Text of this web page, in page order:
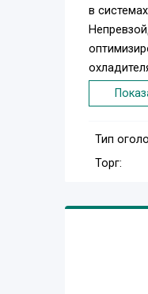
в
Диапазон
1, 1 – 450
1, 1 – 7, 5
Тип
Торг: